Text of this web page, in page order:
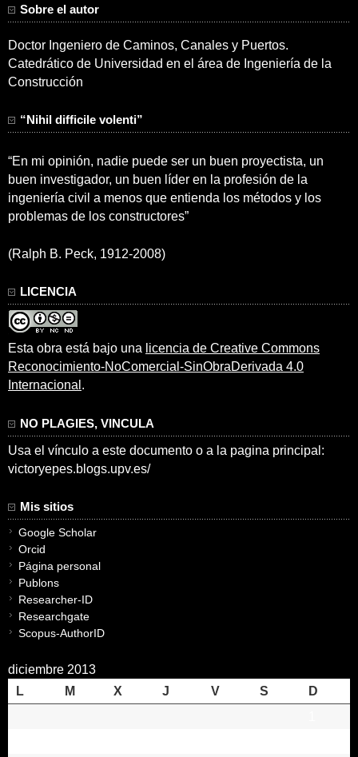
Sobre el autor
Doctor Ingeniero de Caminos, Canales y Puertos.
Catedrático de Universidad en el área de Ingeniería de la
Construcción
“Nihil difficile volenti”
“En mi opinión, nadie puede ser un buen proyectista, un
buen investigador, un buen líder en la profesión de la
ingeniería civil a menos que entienda los métodos y los
problemas de los constructores”
(Ralph B. Peck, 1912-2008)
LICENCIA
Esta obra está bajo una licencia de Creative Commons
Reconocimiento-NoComercial-SinObraDerivada 4.0
Internacional .
NO PLAGIES, VINCULA
Usa el vínculo a este documento o a la pagina principal:
victoryepes.blogs.upv.es/
Mis sitios
Google Scholar
Orcid
Página personal
Publons
Researcher-ID
Researchgate
Scopus-AuthorID
diciembre 2013
L
M X J V S
D